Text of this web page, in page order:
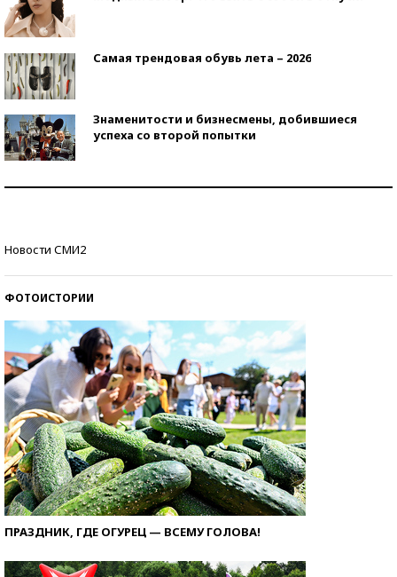
Самая трендовая обувь лета – 2026
Знаменитости и бизнесмены, добившиеся
успеха со второй попытки
Новости СМИ2
ФОТОИСТОРИИ
ПРАЗДНИК, ГДЕ ОГУРЕЦ — ВСЕМУ ГОЛОВА!